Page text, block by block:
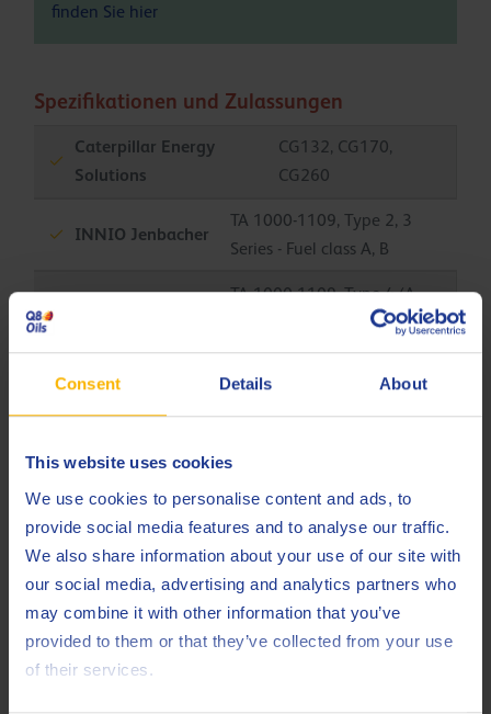
Consent Details About
This website uses cookies
We use cookies to personalise content and ads, to
provide social media features and to analyse our traffic.
We also share information about your use of our site with
our social media, advertising and analytics partners who
may combine it with other information that you’ve
provided to them or that they’ve collected from your use
of their services.
finden Sie hier
Spezifikationen und Zulassungen
Caterpillar Energy
Solutions
CG132, CG170,
CG260
INNIO Jenbacher
TA 1000-1109, Type 2, 3
Series - Fuel class A, B
TA 1000-1109, Type 4 (A
& B) - Fuel class A, B
INNIO Jenbacher
- Fuel class A, B
INNIO Jenbacher
& E) - Fuel class A, B
INNIO Jenbacher
TA 1000-1109, Type 6 (F)
- Fuel class A, B
TA 1000-1109, catalytic
converter approved
INNIO Jenbacher